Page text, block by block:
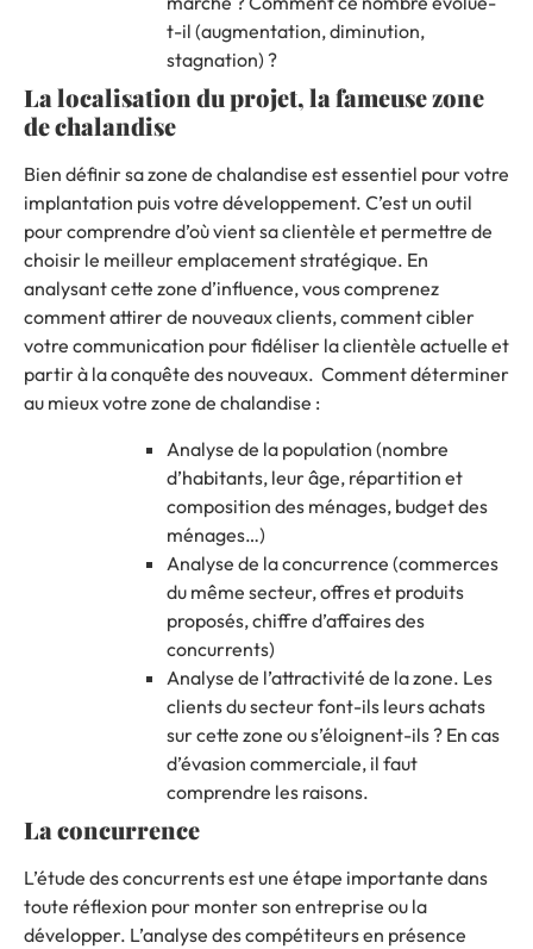
t-il (augmentation, diminution,
stagnation) ?
La localisation du projet, la fameuse zone
de chalandise
Bien définir sa zone de chalandise est essentiel pour votre
implantation puis votre développement. C’est un outil
pour comprendre d’où vient sa clientèle et permettre de
choisir le meilleur emplacement stratégique. En
analysant cette zone d’influence, vous comprenez
comment attirer de nouveaux clients, comment cibler
votre communication pour fidéliser la clientèle actuelle et
partir à la conquête des nouveaux. Comment déterminer
au mieux votre zone de chalandise :
Analyse de la population (nombre
d’habitants, leur âge, répartition et
composition des ménages, budget des
ménages…)
Analyse de la concurrence (commerces
du même secteur, offres et produits
proposés, chiffre d’affaires des
concurrents)
Analyse de l’attractivité de la zone. Les
clients du secteur font-ils leurs achats
sur cette zone ou s’éloignent-ils ? En cas
d’évasion commerciale, il faut
comprendre les raisons.
La concurrence
L’étude des concurrents est une étape importante dans
toute réflexion pour monter son entreprise ou la
développer. L’analyse des compétiteurs en présence